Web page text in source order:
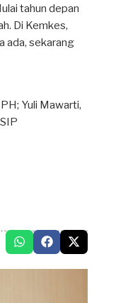
tahun depan
Di Kemkes,
ada, sekarang
Yuli Mawarti,